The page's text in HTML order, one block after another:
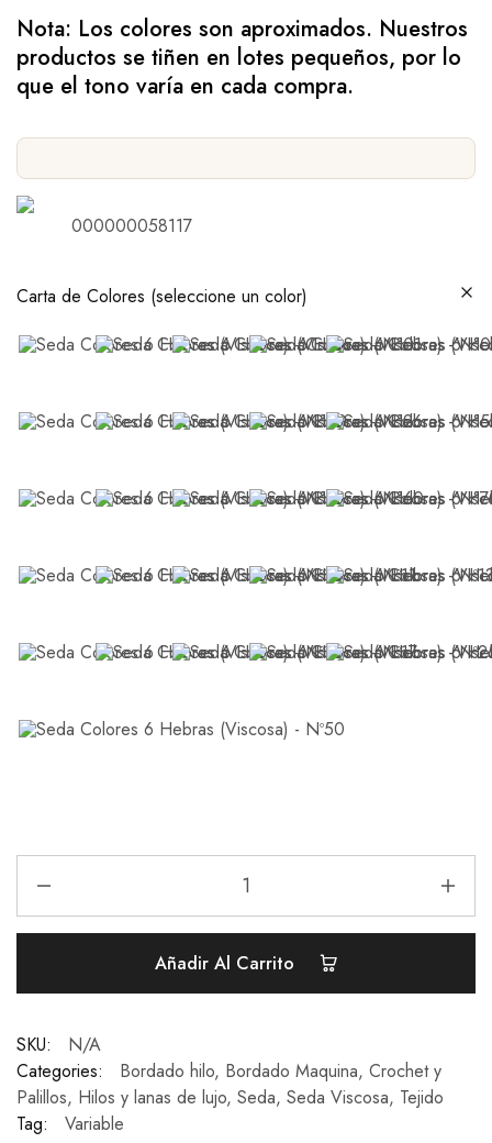
Nota: Los colores son aproximados. Nuestros
productos se tiñen en lotes pequeños, por lo
que el tono varía en cada compra.
000000058117
Carta de Colores (seleccione un color)
Añadir Al Carrito
SKU:
N/A
Categories:
Bordado hilo, Bordado Maquina, Crochet y
Palillos, Hilos y lanas de lujo, Seda, Seda Viscosa, Tejido
Tag:
Variable